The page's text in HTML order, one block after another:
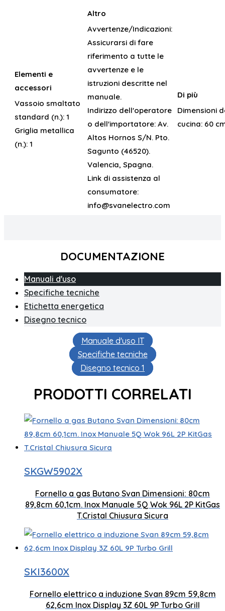
Elementi e
accessori
Vassoio smaltato
standard (n.): 1
Griglia metallica
(n.): 1
Altro
Avvertenze/Indicazioni:
Assicurarsi di fare
riferimento a tutte le
avvertenze e le
istruzioni descritte nel
manuale.
Indirizzo dell'operatore
o dell'importatore: Av.
Altos Hornos S/N. Pto.
Sagunto (46520).
Valencia, Spagna.
Link di assistenza al
consumatore:
info@svanelectro.com
Di più
Dimensioni
cucina: 60
DOCUMENTAZIONE
Manuali d'uso
Specifiche tecniche
Etichetta energetica
Disegno tecnico
Manuale d'uso IT
Specifiche tecniche
Disegno tecnico 1
PRODOTTI CORRELATI
SKGW5902X
Fornello a gas Butano Svan Dimensioni: 80cm
89,8cm 60,1cm. Inox Manuale 5Q Wok 96L 2P KitGas
T.Cristal Chiusura Sicura
Gas butano
Controllo del display a LED
Zone di cottura 5 800
SKI3600X
Fornello elettrico a induzione Svan 89cm 59,8cm
62,6cm Inox Display 3Z 60L 9P Turbo Grill
Controllo del display a LED